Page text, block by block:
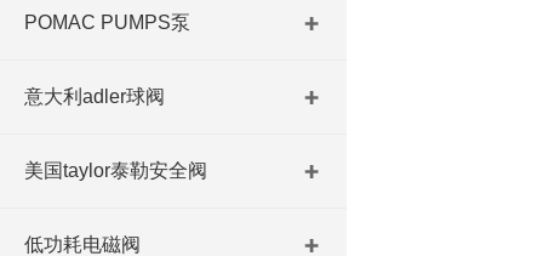
POMAC PUMPS泵
意大利adler球阀
美国taylor泰勒安全阀
低功耗电磁阀